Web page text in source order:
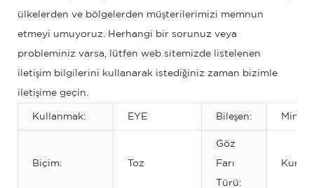
ülkelerden ve bölgelerden müşterilerimizi memnun
etmeyi umuyoruz. Herhangi bir sorunuz veya
probleminiz varsa, lütfen web sitemizde listelenen
iletişim bilgilerini kullanarak istediğiniz zaman bizimle
iletişime geçin.
Kullanmak: EYE Bileşen:
Biçim: Toz
Göz
Farı
Türü:
Kuru